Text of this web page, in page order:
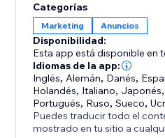
- Generar más clientes
- Integrada completamente
Elabore y gestione
nuestra aplicación.
- Resultados claros. Las
formularios de contacto se
automática para que pueda
ingresos, las ventas y los clientes potenciales que
Categorías
Marketing Anuncios
Disponibilidad:
Esta app está disponible en
Idiomas de la app:
Inglés, Alemán, Danés,
Holandés, Italiano, Japonés,
Portugués, Ruso,Sueco,
Puedes traducir todo el
mostrado en tu sitio a